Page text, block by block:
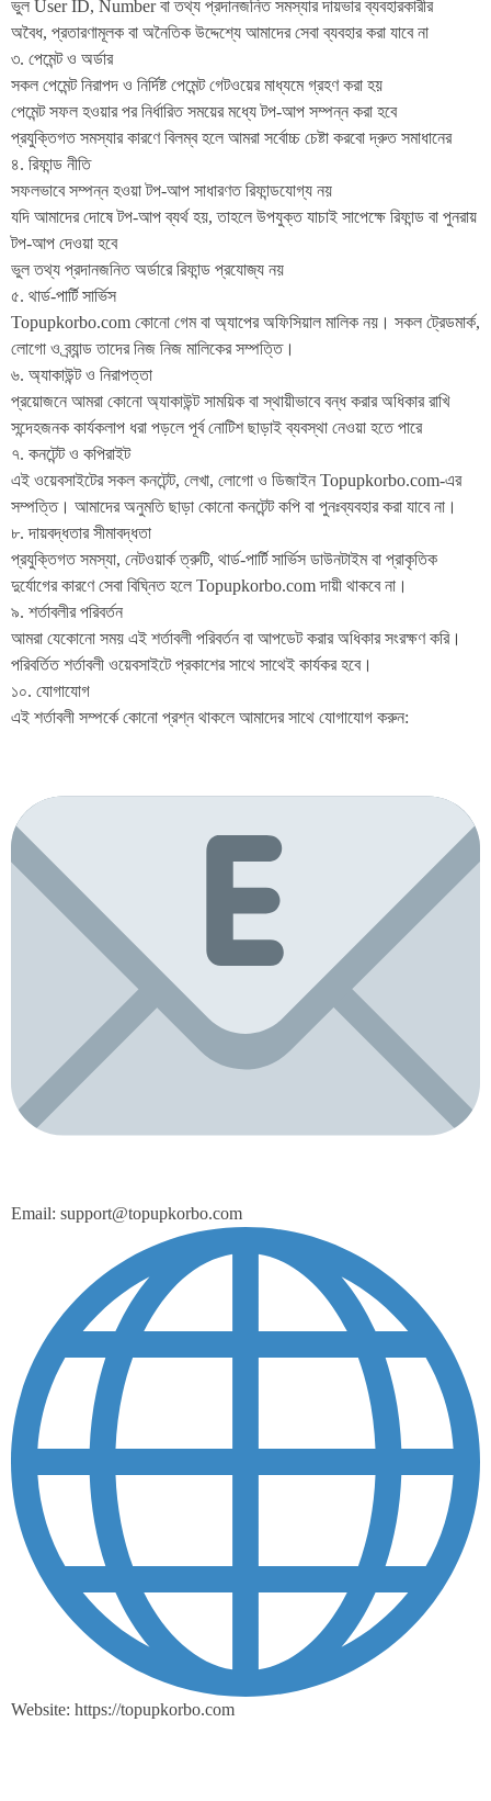
ভুল User ID, Number বা তথ্য প্রদানজনিত সমস্যার দায়ভার ব্যবহারকারীর
অবৈধ, প্রতারণামূলক বা অনৈতিক উদ্দেশ্যে আমাদের সেবা ব্যবহার করা যাবে না
৩. পেমেন্ট ও অর্ডার
সকল পেমেন্ট নিরাপদ ও নির্দিষ্ট পেমেন্ট গেটওয়ের মাধ্যমে গ্রহণ করা হয়
পেমেন্ট সফল হওয়ার পর নির্ধারিত সময়ের মধ্যে টপ-আপ সম্পন্ন করা হবে
প্রযুক্তিগত সমস্যার কারণে বিলম্ব হলে আমরা সর্বোচ্চ চেষ্টা করবো দ্রুত সমাধানের
৪. রিফান্ড নীতি
সফলভাবে সম্পন্ন হওয়া টপ-আপ সাধারণত রিফান্ডযোগ্য নয়
যদি আমাদের দোষে টপ-আপ ব্যর্থ হয়, তাহলে উপযুক্ত যাচাই সাপেক্ষে রিফান্ড বা পুনরায়
টপ-আপ দেওয়া হবে
ভুল তথ্য প্রদানজনিত অর্ডারে রিফান্ড প্রযোজ্য নয়
৫. থার্ড-পার্টি সার্ভিস
Topupkorbo.com কোনো গেম বা অ্যাপের অফিসিয়াল মালিক নয়। সকল ট্রেডমার্ক,
লোগো ও ব্র্যান্ড তাদের নিজ নিজ মালিকের সম্পত্তি।
৬. অ্যাকাউন্ট ও নিরাপত্তা
প্রয়োজনে আমরা কোনো অ্যাকাউন্ট সাময়িক বা স্থায়ীভাবে বন্ধ করার অধিকার রাখি
সন্দেহজনক কার্যকলাপ ধরা পড়লে পূর্ব নোটিশ ছাড়াই ব্যবস্থা নেওয়া হতে পারে
৭. কনটেন্ট ও কপিরাইট
এই ওয়েবসাইটের সকল কনটেন্ট, লেখা, লোগো ও ডিজাইন Topupkorbo.com-এর
সম্পত্তি। আমাদের অনুমতি ছাড়া কোনো কনটেন্ট কপি বা পুনঃব্যবহার করা যাবে না।
৮. দায়বদ্ধতার সীমাবদ্ধতা
প্রযুক্তিগত সমস্যা, নেটওয়ার্ক ত্রুটি, থার্ড-পার্টি সার্ভিস ডাউনটাইম বা প্রাকৃতিক
দুর্যোগের কারণে সেবা বিঘ্নিত হলে Topupkorbo.com দায়ী থাকবে না।
৯. শর্তাবলীর পরিবর্তন
আমরা যেকোনো সময় এই শর্তাবলী পরিবর্তন বা আপডেট করার অধিকার সংরক্ষণ করি।
পরিবর্তিত শর্তাবলী ওয়েবসাইটে প্রকাশের সাথে সাথেই কার্যকর হবে।
১০. যোগাযোগ
এই শর্তাবলী সম্পর্কে কোনো প্রশ্ন থাকলে আমাদের সাথে যোগাযোগ করুন:
Email: support@topupkorbo.com
Website: https://topupkorbo.com